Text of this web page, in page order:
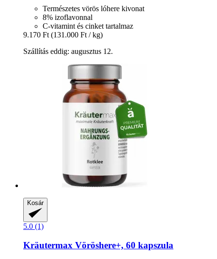
Természetes vörös lóhere kivonat
8% izoflavonnal
C-vitamint és cinket tartalmaz
9.170 Ft (131.000 Ft / kg)
Szállítás eddig: augusztus 12.
Kosár
5.0 (1)
Kräutermax Vöröshere+, 60 kapszula